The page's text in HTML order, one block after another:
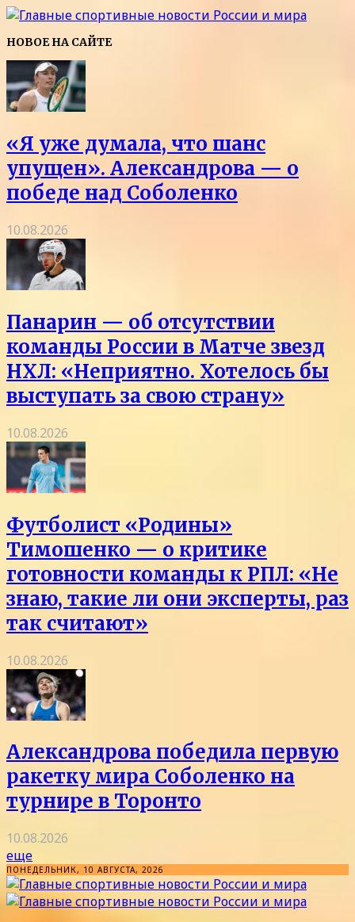
НОВОЕ НА САЙТЕ
«Я уже думала, что шанс
упущен». Александрова — о
победе над Соболенко
10.08.2026
Панарин — об отсутствии
команды России в Матче звезд
НХЛ: «Неприятно. Хотелось бы
выступать за свою страну»
10.08.2026
Футболист «Родины»
Тимошенко — о критике
готовности команды к РПЛ: «Не
знаю, такие ли они эксперты, раз
так считают»
10.08.2026
Александрова победила первую
ракетку мира Соболенко на
турнире в Торонто
10.08.2026
еще
ПОНЕДЕЛЬНИК, 10 АВГУСТА, 2026